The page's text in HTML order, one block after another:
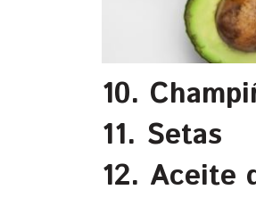
10.
11. Setas
12. Aceite